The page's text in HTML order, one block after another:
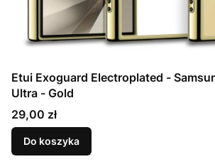
Etui Exoguard Electroplated -
Ultra - Gold
Cena
29,00 zł
Do koszyka